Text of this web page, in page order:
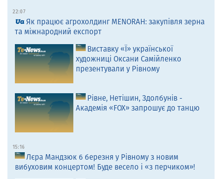
22:07
Як працює агрохолдинг MENORAH: закупівля зерна
та міжнародний експорт
Виставку «Ї» української
художниці Оксани Самійленко
презентували у Рівному
Рівне, Нетішин, Здолбунів -
Академія «FOX» запрошує до танцю
15:16
Лєра Мандзюк 6 березня у Рівному з новим
вибуховим концертом! Буде весело і «з перчиком»!